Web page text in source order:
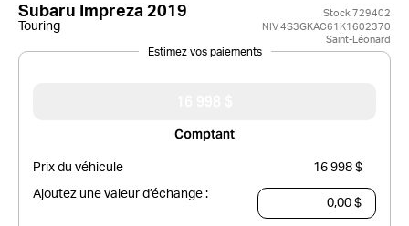
Subaru Impreza 2019 Stock 729402
Touring
NIV 4S3GKAC61K1602370
Saint-Léonard
Estimez vos paiements
Comptant
Prix du véhicule 16 998 $
Ajoutez une valeur d’échange :